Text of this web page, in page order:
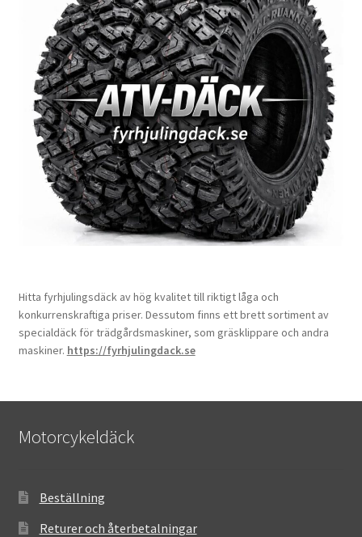
Hitta fyrhjulingsdäck av hög kvalitet till riktigt låga och
konkurrenskraftiga priser. Dessutom finns ett brett sortiment av
specialdäck för trädgårdsmaskiner, som gräsklippare och andra
maskiner. https://fyrhjulingdack.se
Motorcykeldäck
Beställning
Returer och återbetalningar